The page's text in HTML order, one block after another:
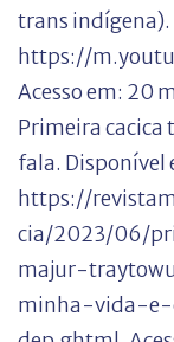
trans indígena).
https://
Acesso em: 20
Primeira cacica
fala. Disponível
https://
cia/2023/06/
majur-
minha-vida-e-